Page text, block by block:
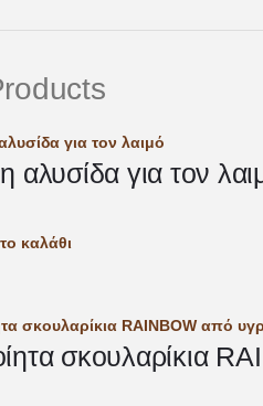
αλυσίδα για τον
καλάθι
σκουλαρίκια